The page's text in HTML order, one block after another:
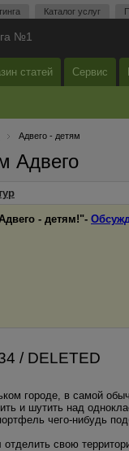
Каталог услуг
№1
статей Сервис
Адвего - детям
Адвего
- детям!"-
/ DELETED
городе, в самой
и шутить над
чего-нибудь
свою